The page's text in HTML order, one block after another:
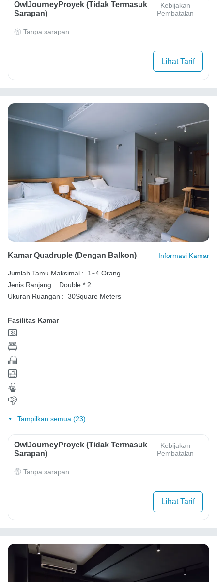
OwlJourneyProyek (Tidak Termasuk
Sarapan)
Kebijakan
Pembatalan
Tanpa sarapan
Lihat Tarif
Kamar Quadruple (dengan Balkon) Informasi Kamar
Jumlah Tamu Maksimal :
1~4 Orang
Jenis Ranjang :
Double * 2
Ukuran Ruangan : 30Square Meters
Fasilitas Kamar
Tampilkan semua (23)
OwlJourneyProyek (Tidak Termasuk
Sarapan)
Kebijakan
Pembatalan
Tanpa sarapan
Lihat Tarif